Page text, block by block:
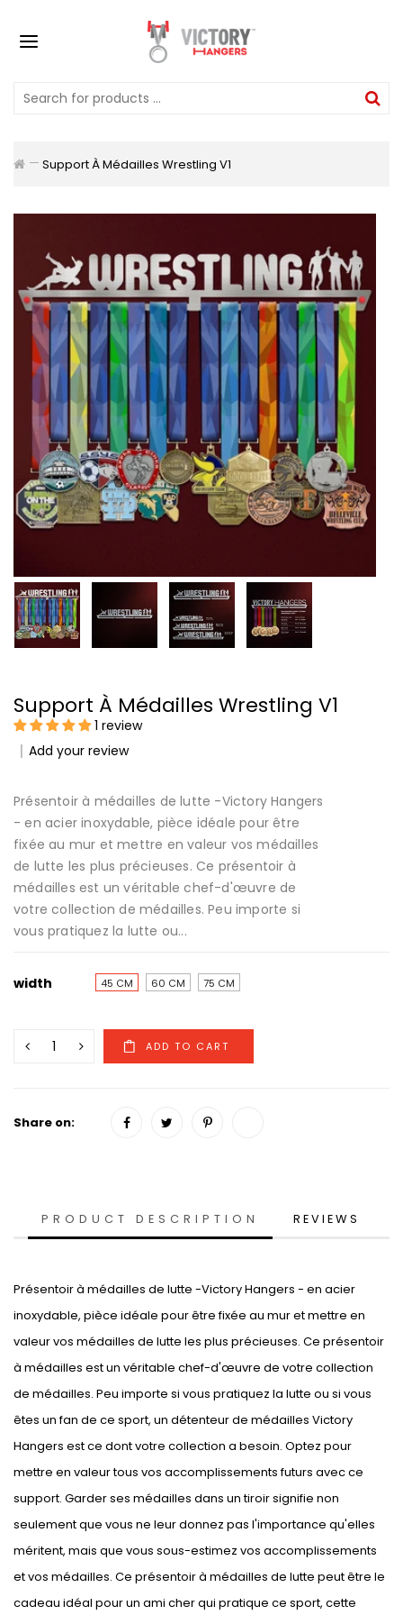
Support À Médailles Wrestling V1
Support À Médailles Wrestling V1
1 review
Add your review
Présentoir à médailles de lutte -Victory Hangers
- en acier inoxydable, pièce idéale pour être
fixée au mur et mettre en valeur vos médailles
de lutte les plus précieuses. Ce présentoir à
médailles est un véritable chef-d'œuvre de
votre collection de médailles. Peu importe si
vous pratiquez la lutte ou...
width 45 CM 60 CM 75 CM
Share on:
PRODUCT DESCRIPTION REVIEWS
Présentoir à médailles de lutte -Victory Hangers - en acier
inoxydable, pièce idéale pour être fixée au mur et mettre en
valeur vos médailles de lutte les plus précieuses. Ce présentoir
à médailles est un véritable chef-d'œuvre de votre collection
de médailles. Peu importe si vous pratiquez la lutte ou si vous
êtes un fan de ce sport, un détenteur de médailles Victory
Hangers est ce dont votre collection a besoin. Optez pour
mettre en valeur tous vos accomplissements futurs avec ce
support. Garder ses médailles dans un tiroir signifie non
seulement que vous ne leur donnez pas l'importance qu'elles
méritent, mais que vous sous-estimez vos accomplissements
et vos médailles. Ce présentoir à médailles de lutte peut être le
cadeau idéal pour un ami cher qui pratique ce sport, cette